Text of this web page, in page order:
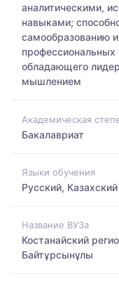
аналитическими,
навыками;
самообразованию
профессиональных
обладающего
мышлением
Академическая
Бакалавриат
Языки обучения
Русский, Казахский
Название ВУЗа
Костанайский
Байтұрсынұлы